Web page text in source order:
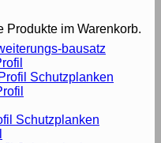
Produkte im Warenkorb.